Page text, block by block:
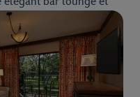
de service
séjour.